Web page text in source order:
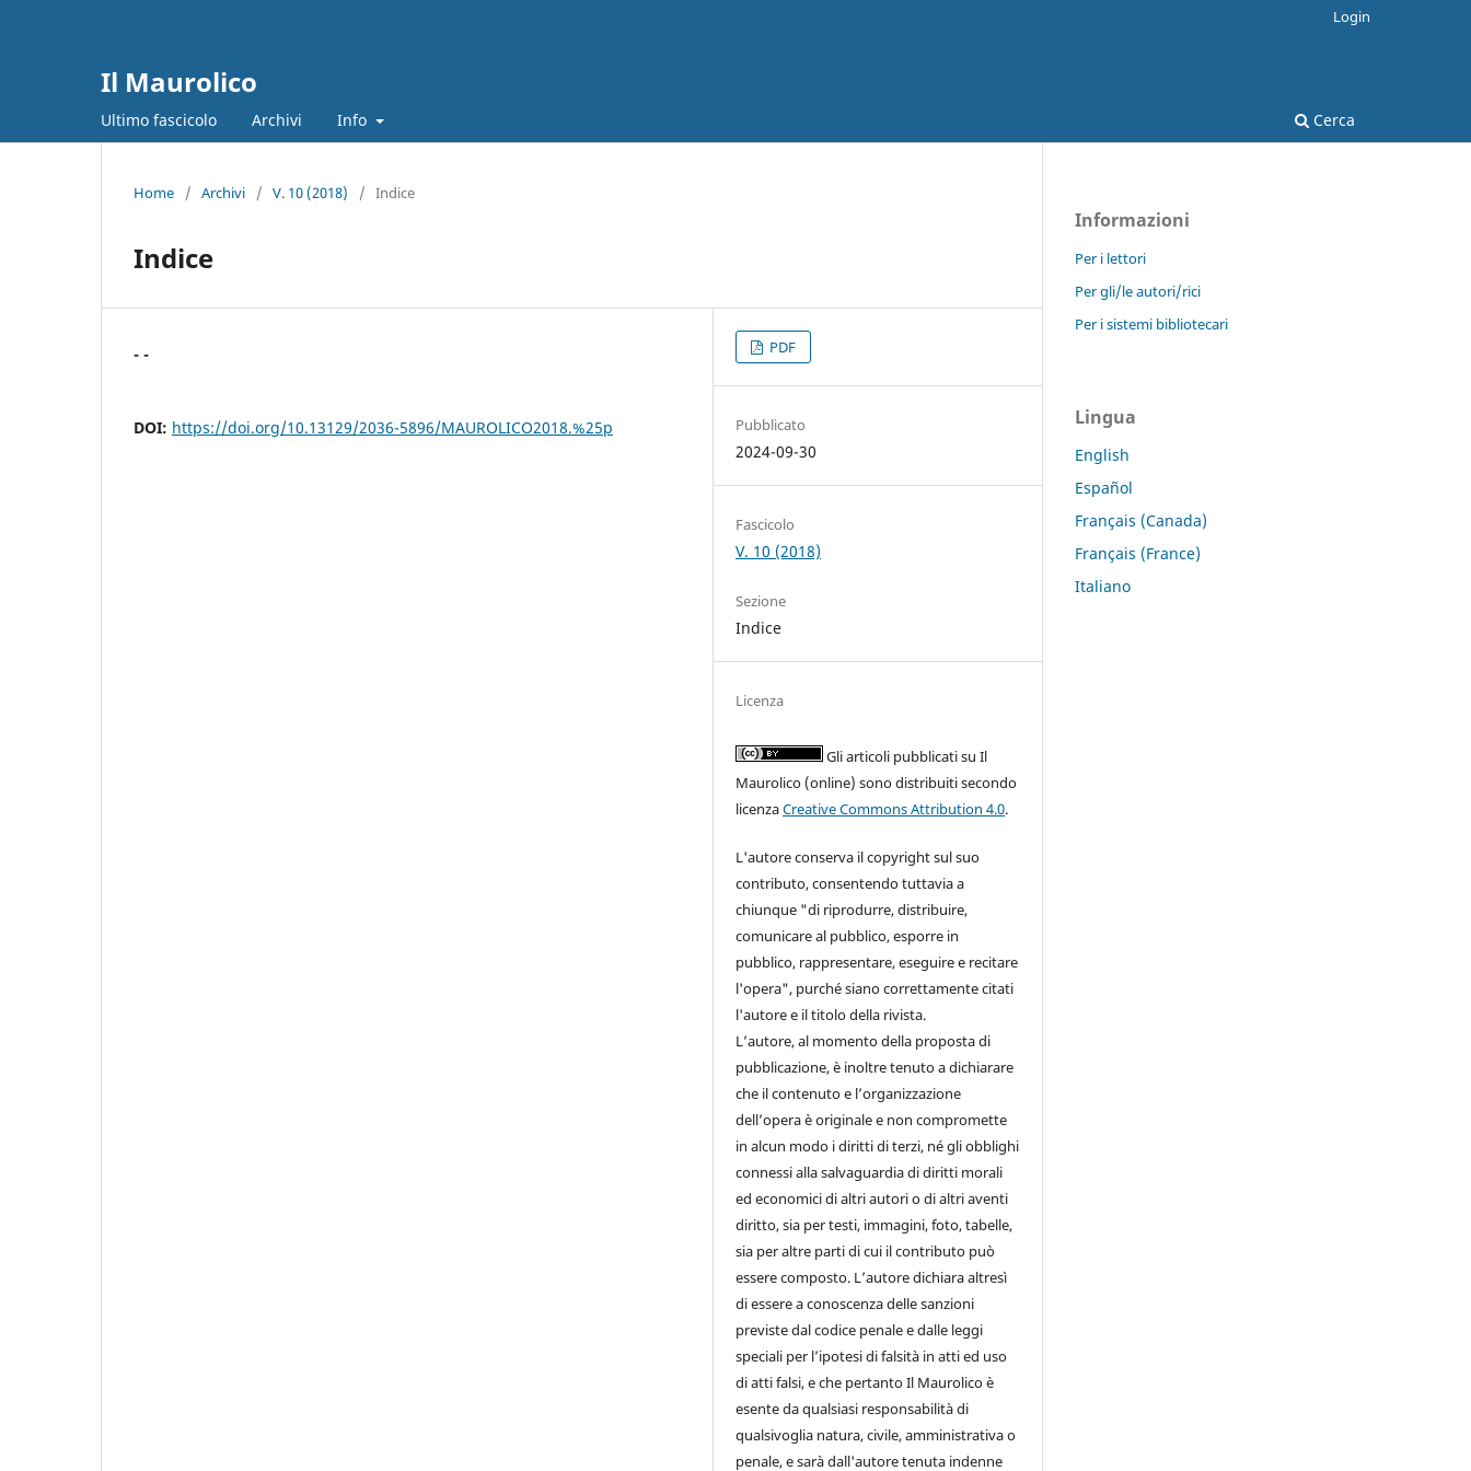
Il Maurolico
Ultimo fascicolo Archivi Info Cerca
Login
Home / Archivi / V. 10 (2018) / Indice
Indice
- -
DOI: https://doi.org/10.13129/2036-5896/MAUROLICO2018.%25p
PDF
Pubblicato
2024-09-30
Fascicolo
V. 10 (2018)
Sezione
Indice
Licenza
Gli articoli pubblicati su Il
Maurolico (online) sono distribuiti secondo
licenzaCreative Commons Attribution 4.0.
L'autore conserva il copyright sul suo
contributo, consentendo tuttavia a
chiunque "di riprodurre, distribuire,
comunicare al pubblico, esporre in
pubblico, rappresentare, eseguire e recitare
l'opera", purché siano correttamente citati
l'autore e il titolo della rivista.
L’autore, al momento della proposta di
pubblicazione, è inoltre tenuto a dichiarare
che il contenuto e l’organizzazione
dell’opera è originale e non compromette
in alcun modo i diritti di terzi, né gli obblighi
connessi alla salvaguardia di diritti morali
ed economici di altri autori o di altri aventi
diritto, sia per testi, immagini, foto, tabelle,
sia per altre parti di cui il contributo può
essere composto. L’autore dichiara altresì
di essere a conoscenza delle sanzioni
previste dal codice penale e dalle leggi
speciali per l’ipotesi di falsità in atti ed uso
di atti falsi, e che pertanto Il Maurolico è
esente da qualsiasi responsabilità di
qualsivoglia natura, civile, amministrativa o
penale, e sarà dall'autore tenuta indenne
Informazioni
Per i lettori
Per gli/le autori/rici
Per i sistemi bibliotecari
Lingua
English
Español
Français (Canada)
Français (France)
Italiano